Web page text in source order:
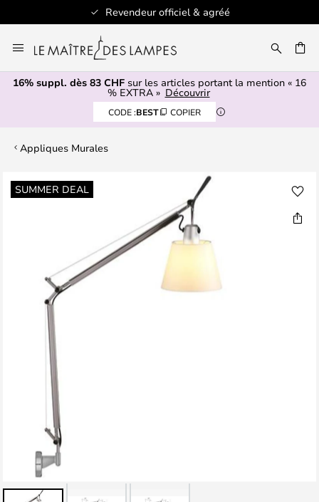
Revendeur officiel & agréé
au
contenu
16% suppl. dès 83 CHF sur les articles portant la mention « 16
% EXTRA » Découvrir
CODE :BEST COPIER
Appliques Murales
SUMMER DEAL
Skip
to